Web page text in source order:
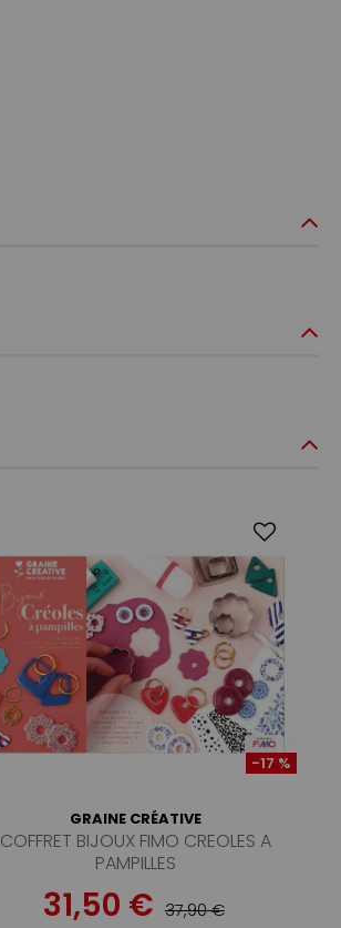
-17 %
GRAINE CRÉATIVE
COFFRET BIJOUX FIMO CREOLES A
PAMPILLES
31,50 € 37,90 €